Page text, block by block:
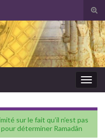
sur le fait qu’il n’est pas
déterminer Ramadân